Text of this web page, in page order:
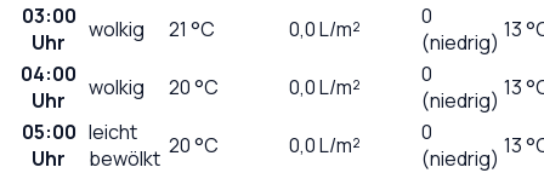
03:00
Uhr
wolkig 21 °C 0,0L/m²
0
(niedrig) 13
04:00
Uhr
wolkig 20°C 0,0L/m²
0
(niedrig) 13
05:00
Uhr
leicht
bewölkt 20°C 0,0L/m²
0
(niedrig) 13